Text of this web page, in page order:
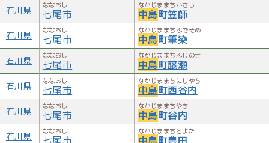
石川県 ななおし
七尾市
なかじままちかさし
中島町笠師
石川県 ななおし
七尾市
なかじままちふでそめ
中島町筆染
石川県 ななおし
七尾市
なかじままちふじのせ
中島町藤瀬
石川県 ななおし
七尾市
なかじままちにしやち
中島町西谷内
石川県 ななおし
七尾市
なかじままちやち
中島町谷内
石川県 ななおし なかじままちとよた